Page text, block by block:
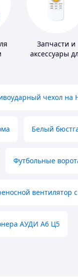
Запчасти и
аксессуары
чехол на
Белый
Футбольные
вентилятор
АУДИ А6 Ц5